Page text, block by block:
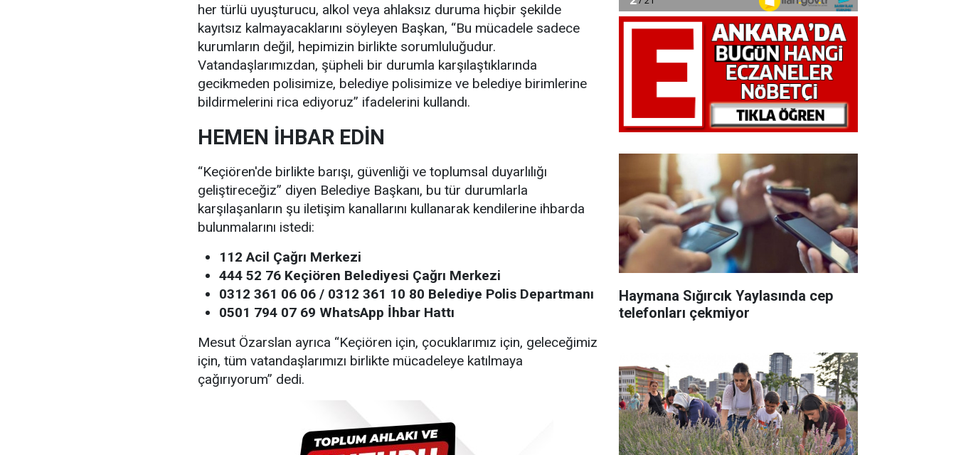
her türlü uyuşturucu, alkol veya ahlaksız duruma hiçbir şekilde
kayıtsız kalmayacaklarını söyleyen Başkan, “Bu mücadele sadece
kurumların değil, hepimizin birlikte sorumluluğudur.
Vatandaşlarımızdan, şüpheli bir durumla karşılaştıklarında
gecikmeden polisimize, belediye polisimize ve belediye birimlerine
bildirmelerini rica ediyoruz” ifadelerini kullandı.
HEMEN İHBAR EDİN
“Keçiören'de birlikte barışı, güvenliği ve toplumsal duyarlılığı
geliştireceğiz” diyen Belediye Başkanı, bu tür durumlarla
karşılaşanların şu iletişim kanallarını kullanarak kendilerine ihbarda
bulunmalarını istedi:
112 Acil Çağrı Merkezi
444 52 76 Keçiören Belediyesi Çağrı Merkezi
0312 361 06 06 / 0312 361 10 80 Belediye Polis Departmanı
0501 794 07 69 WhatsApp İhbar Hattı
Mesut Özarslan ayrıca “Keçiören için, çocuklarımız için, geleceğimiz
için, tüm vatandaşlarımızı birlikte mücadeleye katılmaya
çağırıyorum” dedi.
Haymana Sığırcık Yaylasında cep
telefonları çekmiyor